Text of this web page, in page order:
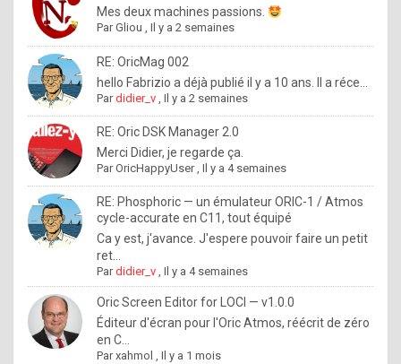
b
y
o
l
e
x
.
I
f
y
o
u
w
Mes deux machines passions.
ParGliou ,Il y a 2 semaines
RE: OricMag 002
hello Fabrizio a déjà publié il y a 10 ans. Il a réce...
Pardidier_v ,Il y a 2 semaines
RE: Oric DSK Manager 2.0
Merci Didier, je regarde ça.
ParOricHappyUser,Il y a 4 semaines
RE: Phosphoric — un émulateur ORIC-1 / Atmos
cycle-accurate en C11, tout équipé
Ca y est, j'avance. J'espere pouvoir faire un petit
ret...
Pardidier_v ,Il y a 4 semaines
Oric Screen Editor for LOCI — v1.0.0
Éditeur d'écran pour l'Oric Atmos, réécrit de zéro
en C...
Parxahmol ,Il y a 1 mois